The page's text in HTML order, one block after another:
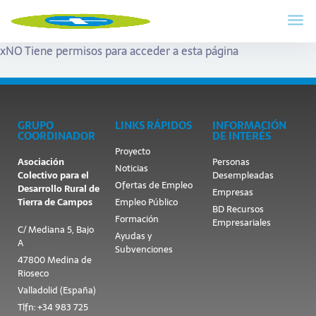
xNO Tiene permisos para acceder a esta página
GRUPO
COORDINADOR
Asociación
Colectivo para el
Desarrollo Rural de
Tierra de Campos
C/ Mediana 5, Bajo
A
47800 Medina de
Rioseco
Valladolid (España)
Tlfn: +34 983 725
LINKS RÁPIDOS
Proyecto
Noticias
Ofertas de Empleo
Empleo Público
Formación
Ayudas y
Subvenciones
INFORMACIÓN
DE INTERÉS
Personas
Desempleadas
Empresas
BD Recursos
Empresariales